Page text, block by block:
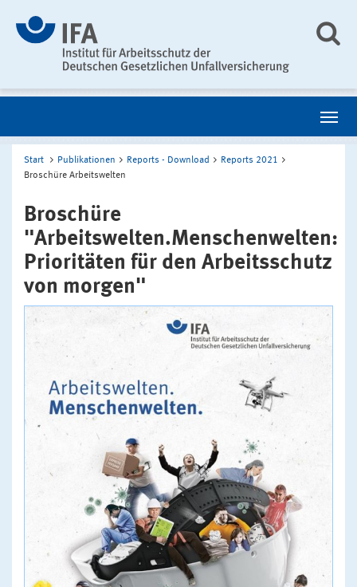
Start Publikationen Reports - Download
Reports 2021
Broschüre Arbeitswelten
Broschüre
"Arbeitswelten.Menschenwelten:
Prioritäten für den Arbeitsschutz
von morgen"